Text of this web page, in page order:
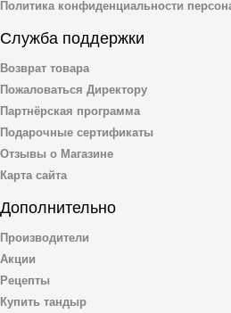
Политика конфиденциальности
Служба поддержки
Возврат товара
Пожаловаться Директору
Партнёрская программа
Подарочные сертификаты
Отзывы о Магазине
Карта сайта
Дополнительно
Производители
Акции
Рецепты
Купить тандыр